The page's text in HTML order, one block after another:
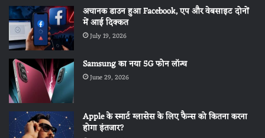
अचानक डाउन हुआ Facebook, एप और वेबसाइट दोनों
में आई दिक्कत
July 19, 2026
Samsung का नया 5G फोन लॉन्च
June 29, 2026
Apple के स्मार्ट ग्लासेस के लिए फैन्स को कितना करना
होगा इंतजार?